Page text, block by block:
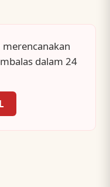
dalam 24